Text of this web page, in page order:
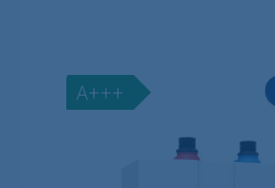
A+++